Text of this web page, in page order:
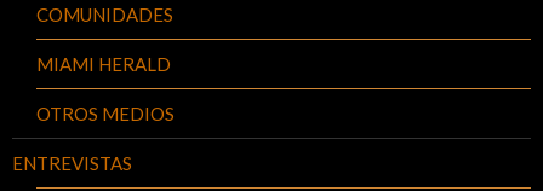
COMUNIDADES
MIAMI HERALD
OTROS MEDIOS
ENTREVISTAS